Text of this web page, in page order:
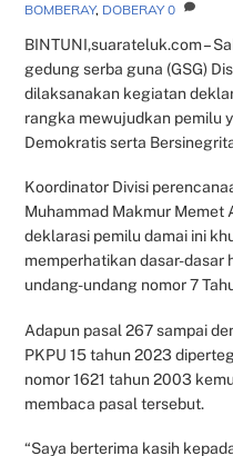
BOMBERAY, DOBERAY 0
BINTUNI,suarateluk.com –
gedung serba guna (GSG)
dilaksanakan kegiatan
rangka mewujudkan pemilu
Demokratis serta
Koordinator Divisi
Muhammad Makmur
deklarasi pemilu damai ini
memperhatikan dasar-dasar
undang-undang nomor 7
Adapun pasal 267 sampai
PKPU 15 tahun 2023
nomor 1621 tahun 2003
membaca pasal tersebut.
“Saya berterima kasih